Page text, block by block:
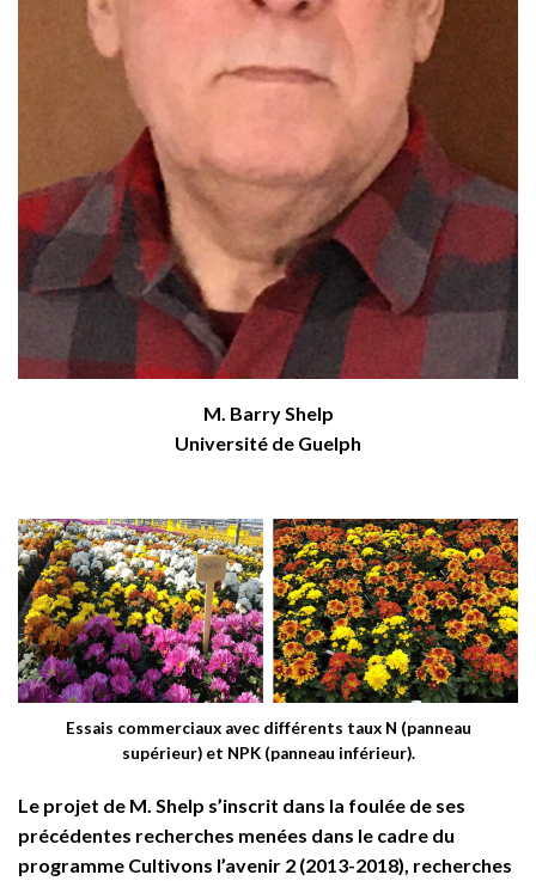
M. Barry Shelp
Université de Guelph
Essais commerciaux avec différents taux N (panneau
supérieur) et NPK (panneau inférieur).
Le projet de M. Shelp s’inscrit dans la foulée de ses
précédentes recherches menées dans le cadre du
programme Cultivons l’avenir 2 (2013-2018), recherches